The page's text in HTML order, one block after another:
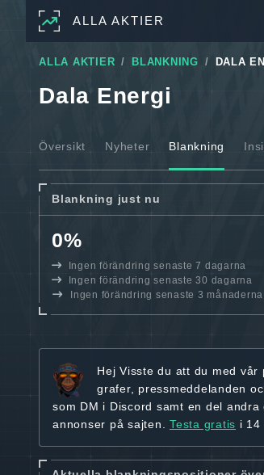
ALLA AKTIER
ALLA AKTIER BLANKNING DALA
Dala Energi
Översikt Nyheter Blankning
Blankning just nu
0%
Ingen förändring senaste 7 dagarna
Ingen förändring senaste 30 dagarna
Ingen förändring senaste 3 månaderna
Hej Visste du att du med
grafer, pressmeddelanden
som DM i Discord samt en del
annonser på sajten. Testa gratis i 14